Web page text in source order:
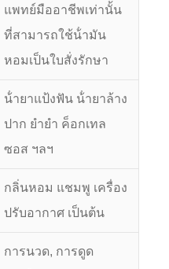
แพทย์มืออาชีพเท่านั้น
ที่สามารถใช้น้ํามัน
หอมเป็นใบสั่งรักษา
น้ํายาแป้งฟัน น้ํายาล้าง
ปาก ยํายํา ค็อกเทล
ซอส ฯลฯ
กลิ่นหอม แชมพู เครื่อง
ปรับอากาศ เป็นต้น
การนวด, การดูด